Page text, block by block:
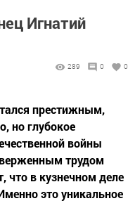
Игнатий
289 0 0
престижным,
но глубокое
войны
трудом
что в кузнечном деле
это уникальное